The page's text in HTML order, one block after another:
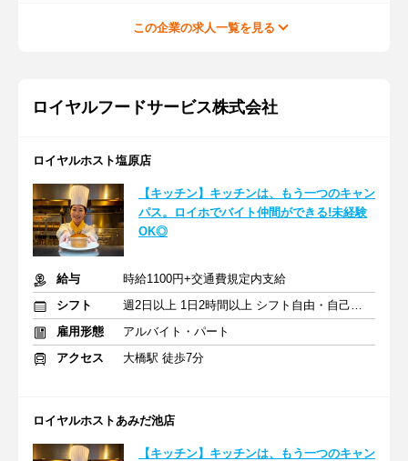
この企業の求人一覧を見る
ロイヤルフードサービス株式会社
ロイヤルホスト塩原店
【キッチン】キッチンは、もう一つのキャン
パス。ロイホでバイト仲間ができる!未経験
OK◎
給与
時給1100円+交通費規定内支給
シフト
週2日以上 1日2時間以上 シフト自由・自己申告
雇用形態
アルバイト・パート
アクセス
大橋駅 徒歩7分
ロイヤルホストあみだ池店
【キッチン】キッチンは、もう一つのキャン